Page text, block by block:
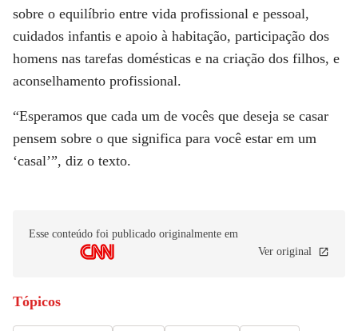
sobre o equilíbrio entre vida profissional e pessoal,
cuidados infantis e apoio à habitação, participação dos
homens nas tarefas domésticas e na criação dos filhos, e
aconselhamento profissional.
“Esperamos que cada um de vocês que deseja se casar
pensem sobre o que significa para você estar em um
‘casal’”, diz o texto.
Esse conteúdo foi publicado originalmente em
Ver original
Tópicos